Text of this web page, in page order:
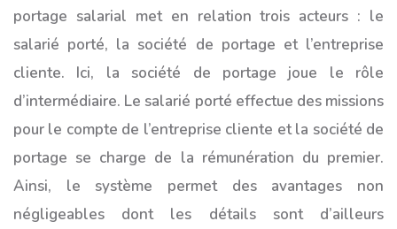
portage salarial met en relation trois acteurs : le
salarié porté, la société de portage et l’entreprise
cliente. Ici, la société de portage joue le rôle
d’intermédiaire. Le salarié porté effectue des missions
pour le compte de l’entreprise cliente et la société de
portage se charge de la rémunération du premier.
Ainsi, le système permet des avantages non
négligeables dont les détails sont d’ailleurs